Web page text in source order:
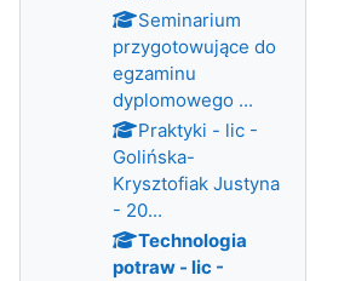
Seminarium
przygotowujące do
egzaminu
dyplomowego ...
Praktyki - lic -
Golińska-
Krysztofiak Justyna
- 20...
Technologia
potraw - lic -